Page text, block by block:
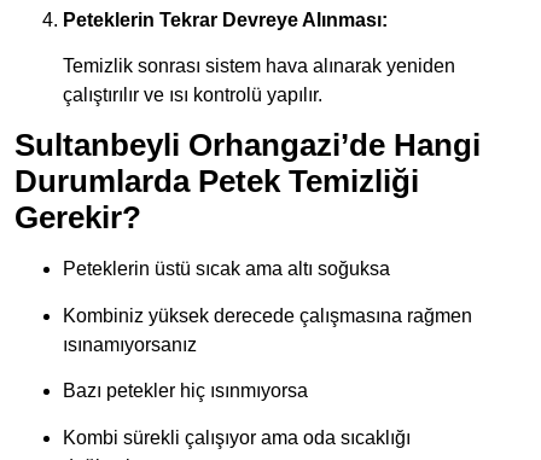
Peteklerin Tekrar Devreye Alınması:
Temizlik sonrası sistem hava alınarak yeniden
çalıştırılır ve ısı kontrolü yapılır.
Sultanbeyli Orhangazi’de Hangi
Durumlarda Petek Temizliği
Gerekir?
Peteklerin üstü sıcak ama altı soğuksa
Kombiniz yüksek derecede çalışmasına rağmen
ısınamıyorsanız
Bazı petekler hiç ısınmıyorsa
Kombi sürekli çalışıyor ama oda sıcaklığı